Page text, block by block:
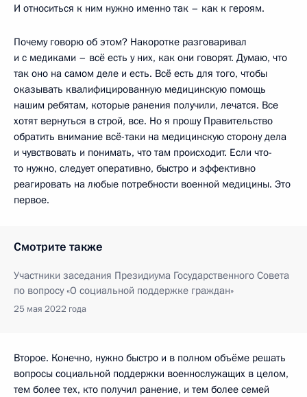
И относиться к ним нужно именно так – как к героям.
Почему говорю об этом? Накоротке разговаривал
и с медиками – всё есть у них, как они говорят. Думаю, что
так оно на самом деле и есть. Всё есть для того, чтобы
оказывать квалифицированную медицинскую помощь
нашим ребятам, которые ранения получили, лечатся. Все
хотят вернуться в строй, все. Но я прошу Правительство
обратить внимание всё-таки на медицинскую сторону дела
и чувствовать и понимать, что там происходит. Если что-
то нужно, следует оперативно, быстро и эффективно
реагировать на любые потребности военной медицины. Это
первое.
Смотрите также
Участники заседания Президиума Государственного Совета
по вопросу «О социальной поддержке граждан»
25 мая 2022 года
Второе. Конечно, нужно быстро и в полном объёме решать
вопросы социальной поддержки военнослужащих в целом,
тем более тех, кто получил ранение, и тем более семей